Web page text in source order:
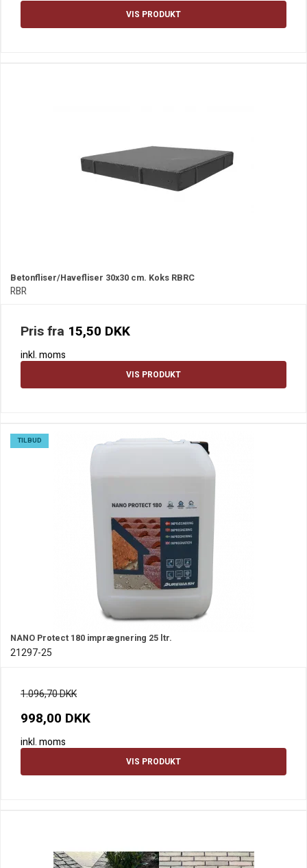
VIS PRODUKT
Betonfliser/Havefliser 30x30 cm. Koks RBRC
RBR
Pris fra 15,50 DKK
inkl. moms
VIS PRODUKT
TILBUD
NANO Protect 180 imprægnering 25 ltr.
21297-25
1.096,70 DKK
998,00 DKK
inkl. moms
VIS PRODUKT